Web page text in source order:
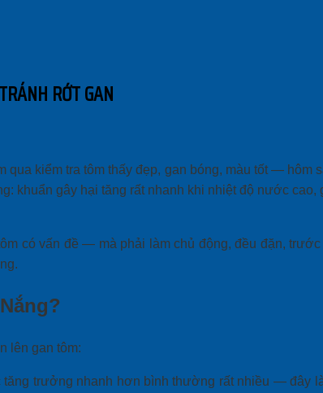
RỚT GAN
qua kiểm tra tôm thấy đẹp, gan bóng, màu tốt —
khuẩn gây hại tăng rất nhanh khi nhiệt độ nước
có vấn đề — mà phải làm chủ động, đều đặn,
lên gan tôm:
tăng trưởng nhanh hơn bình thường rất nhiều —